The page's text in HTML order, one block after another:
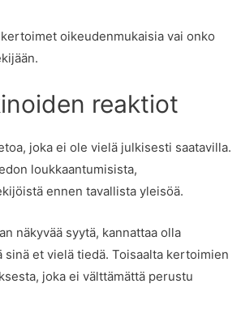
oikeudenmukaisia vai onko
reaktiot
joka ei ole vielä julkisesti saatavilla.
loukkaantumisista,
ennen tavallista yleisöä.
näkyvää syytä, kannattaa olla
et vielä tiedä. Toisaalta kertoimien
joka ei välttämättä perustu